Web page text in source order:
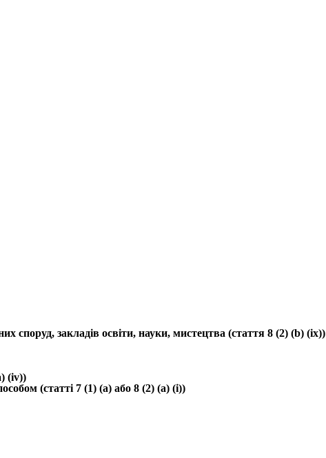
споруд, закладів освіти, науки, мистецтва (стаття 8 (2) (b) (ix))
(iv))
(статті 7 (1) (a) або 8 (2) (a) (i))